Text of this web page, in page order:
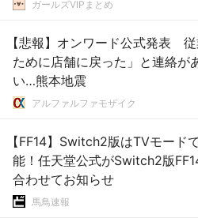
ガールズVIPまとめ
【悲報】オンワード公式発表
ために店舗に戻った」と連絡
い…熊本地震
アルファルファモザイク
【FF14】Switch2版はTVモード
能！任天堂公式がSwitch2版
合わせてお知らせ
馬鳥速報